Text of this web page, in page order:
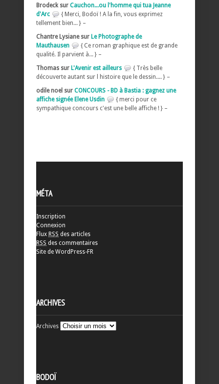
Brodeck sur Cauchon...ou l'homme qui tua Jeanne
d'Arc
{ Merci, Bodoï ! A la fin, vous exprimez
tellement bien... } –
Chantre Lysiane sur Le Photographe de
Mauthausen
{ Ce roman graphique est de grande
qualité. Il parvient à... } –
Thomas sur L'Avenir est ailleurs
{ Très belle
découverte autant sur l histoire que le dessin.... } –
odile noel sur CONCOURS - BD à Bastia : gagnez une
affiche signée Elene Usdin
{ merci pour ce
sympathique concours c'est une belle affiche ! } –
MÉTA
Inscription
Connexion
Flux RSS des articles
RSS des commentaires
Site de WordPress-FR
ARCHIVES
Archives
BODOÏ